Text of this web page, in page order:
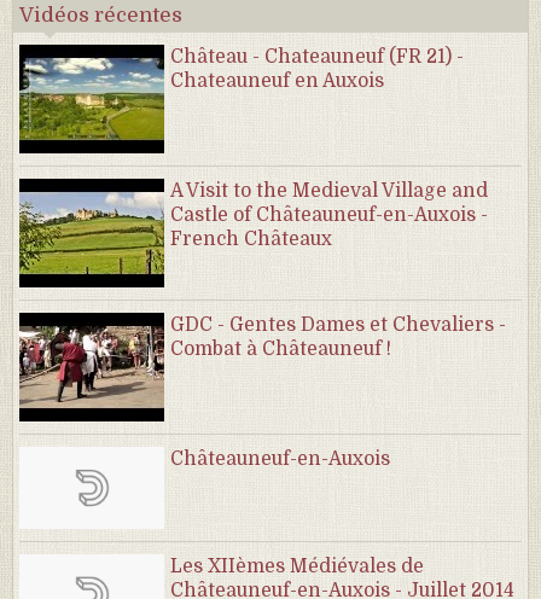
Vidéos récentes
Château - Chateauneuf (FR 21) -
Chateauneuf en Auxois
A Visit to the Medieval Village and
Castle of Châteauneuf-en-Auxois -
French Châteaux
GDC - Gentes Dames et Chevaliers -
Combat à Châteauneuf !
Châteauneuf-en-Auxois
Les XIIèmes Médiévales de
Châteauneuf-en-Auxois - Juillet 2014